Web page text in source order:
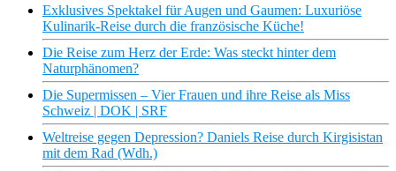
Exklusives Spektakel für Augen und Gaumen: Luxuriöse
Kulinarik-Reise durch die französische Küche!
Die Reise zum Herz der Erde: Was steckt hinter dem
Naturphänomen?
Die Supermissen – Vier Frauen und ihre Reise als Miss
Schweiz | DOK | SRF
Weltreise gegen Depression? Daniels Reise durch Kirgisistan
mit dem Rad (Wdh.)